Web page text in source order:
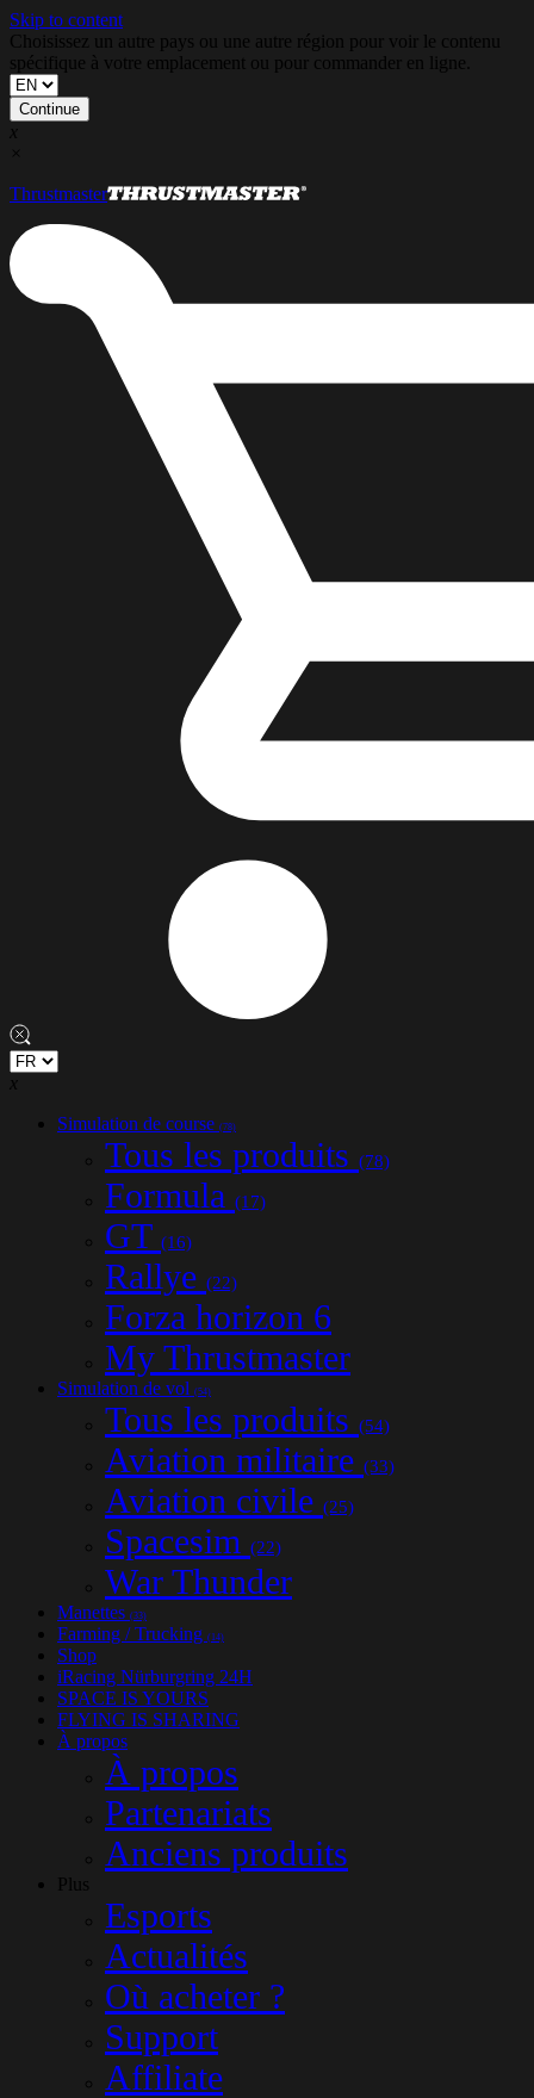
Skip to content
Choisissez un autre pays ou une autre région pour voir le contenu
spécifique à votre emplacement ou pour commander en ligne.
Continue
x
×
Thrustmaster
x
Simulation de course (78)
Tous les produits (78)
Formula (17)
GT (16)
Rallye (22)
Forza horizon 6
My Thrustmaster
Simulation de vol (54)
Tous les produits (54)
Aviation militaire (33)
Aviation civile (25)
Spacesim (22)
War Thunder
Manettes (33)
Farming / Trucking (14)
Shop
iRacing Nürburgring 24H
SPACE IS YOURS
FLYING IS SHARING
À propos
À propos
Partenariats
Anciens produits
Plus
Esports
Actualités
Où acheter ?
Support
Affiliate